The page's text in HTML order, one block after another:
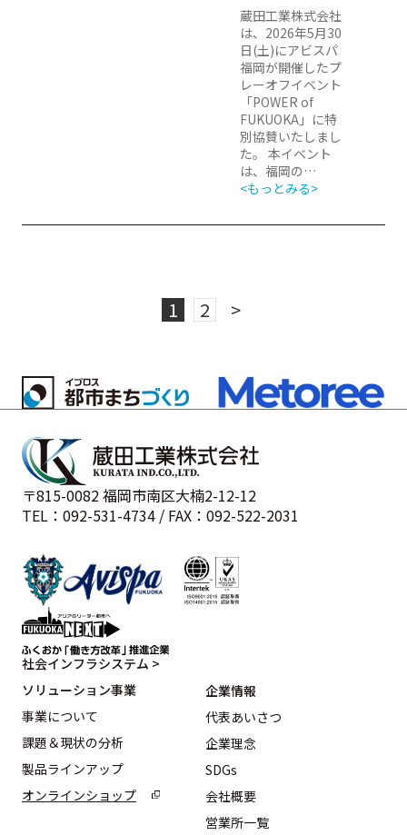
蔵田工業株式会社
は、2026年5月30
日(土)にアビスパ
福岡が開催したプ
レーオフイベント
「POWER of
FUKUOKA」に特
別協賛いたしまし
た。 本イベント
は、福岡の…
<もっとみる>
1 2 >
〒815-0082 福岡市南区大楠2-12-12
TEL：092-531-4734 / FAX：092-522-2031
社会インフラシステム >
ソリューション事業
事業について
課題＆現状の分析
製品ラインアップ
オンラインショップ
企業情報
代表あいさつ
企業理念
SDGs
会社概要
営業所一覧